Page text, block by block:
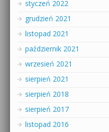
styczeń 2022
grudzień 2021
listopad 2021
październik 2021
wrzesień 2021
sierpień 2021
sierpień 2018
sierpień 2017
listopad 2016